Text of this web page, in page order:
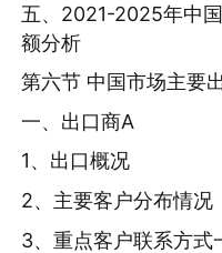
五、2021-2025年中
额分析
第六节 中国市场主要
一、出口商A
1、出口概况
2、主要客户分布情况
3、重点客户联系方式